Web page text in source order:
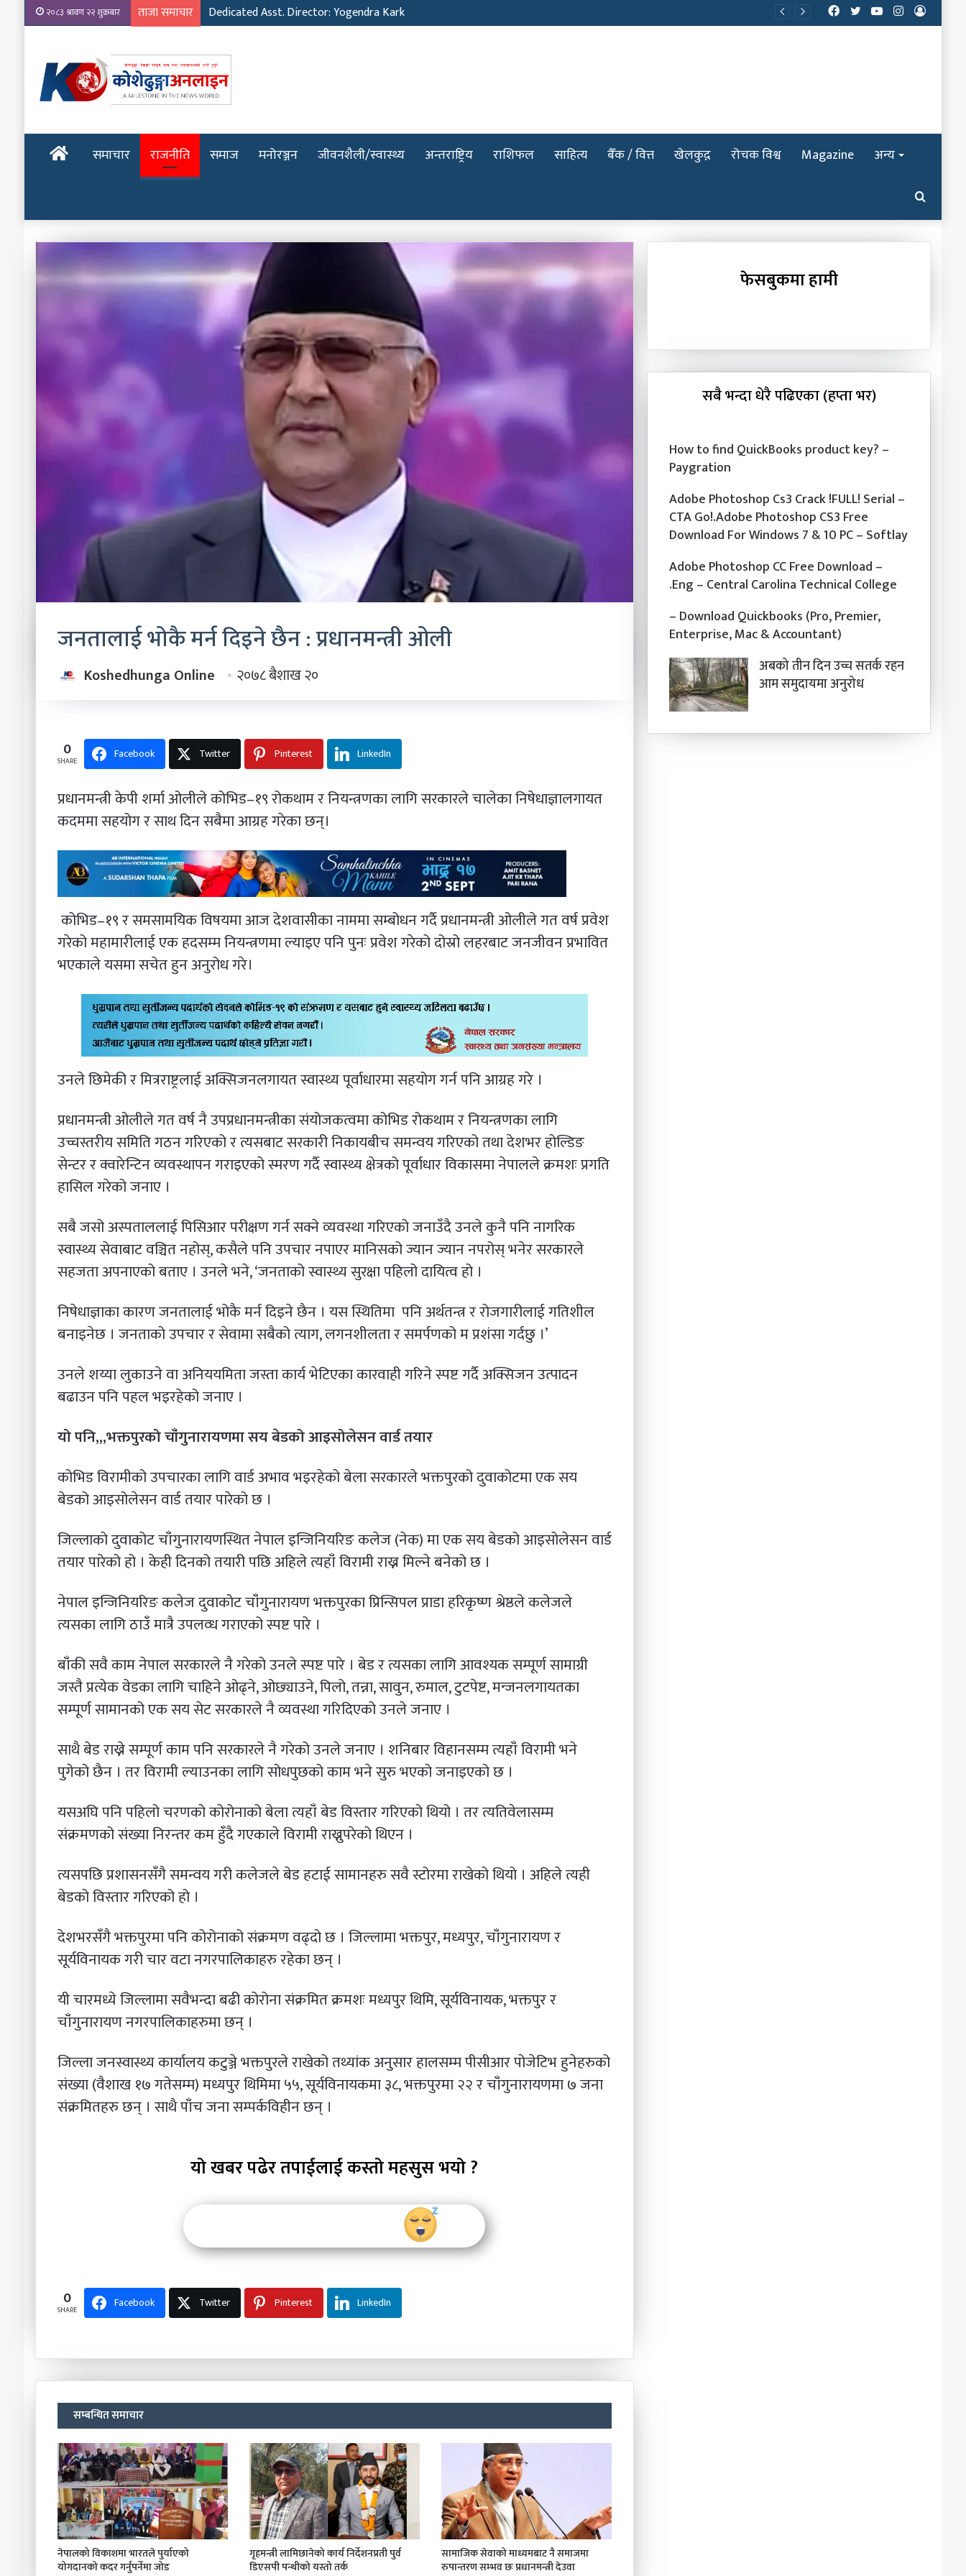
२०८३ श्रावण २२ शुक्रबार ताजा समाचार Dedicated Asst. Director: Yogendra Kark
Log
Instagram
YouTube
Twitter
Facebook
होमपेजसमाचार राजनीति समाज मनोरञ्जन जीवनशैली/स्वास्थ्य अन्तराष्ट्रिय राशिफल साहित्य बैँक / वित्त खेलकुद़़ रोचक विश्व Magazine अन्य
Search
for
जनतालाई भोकै मर्न दिइने छैन : प्रधानमन्त्री ओली
Koshedhunga Online २०७८ बैशाख २०
0
SHARE Facebook Twitter Pinterest LinkedIn
प्रधानमन्त्री केपी शर्मा ओलीले कोभिड–१९ रोकथाम र नियन्त्रणका लागि सरकारले चालेका निषेधाज्ञालगायत
कदममा सहयोग र साथ दिन सबैमा आग्रह गरेका छन्।
कोभिड–१९ र समसामयिक विषयमा आज देशवासीका नाममा सम्बोधन गर्दै प्रधानमन्त्री ओलीले गत वर्ष प्रवेश
गरेको महामारीलाई एक हदसम्म नियन्त्रणमा ल्याइए पनि पुनः प्रवेश गरेको दोस्रो लहरबाट जनजीवन प्रभावित
भएकाले यसमा सचेत हुन अनुरोध गरे।
उनले छिमेकी र मित्रराष्ट्रलाई अक्सिजनलगायत स्वास्थ्य पूर्वाधारमा सहयोग गर्न पनि आग्रह गरे ।
प्रधानमन्त्री ओलीले गत वर्ष नै उपप्रधानमन्त्रीका संयोजकत्वमा कोभिड रोकथाम र नियन्त्रणका लागि
उच्चस्तरीय समिति गठन गरिएको र त्यसबाट सरकारी निकायबीच समन्वय गरिएको तथा देशभर होल्डिङ
सेन्टर र क्वारेन्टिन व्यवस्थापन गराइएको स्मरण गर्दै स्वास्थ्य क्षेत्रको पूर्वाधार विकासमा नेपालले क्रमशः प्रगति
हासिल गरेको जनाए ।
सबै जसो अस्पताललाई पिसिआर परीक्षण गर्न सक्ने व्यवस्था गरिएको जनाउँदै उनले कुनै पनि नागरिक
स्वास्थ्य सेवाबाट वञ्चित नहोस्, कसैले पनि उपचार नपाएर मानिसको ज्यान ज्यान नपरोस् भनेर सरकारले
सहजता अपनाएको बताए । उनले भने, ‘जनताको स्वास्थ्य सुरक्षा पहिलो दायित्व हो ।
निषेधाज्ञाका कारण जनतालाई भोकै मर्न दिइने छैन । यस स्थितिमा पनि अर्थतन्त्र र रोजगारीलाई गतिशील
बनाइनेछ । जनताको उपचार र सेवामा सबैको त्याग, लगनशीलता र समर्पणको म प्रशंसा गर्दछु ।’
उनले शय्या लुकाउने वा अनिययमिता जस्ता कार्य भेटिएका कारवाही गरिने स्पष्ट गर्दै अक्सिजन उत्पादन
बढाउन पनि पहल भइरहेको जनाए ।
यो पनि,,,भक्तपुरको चाँंगुनारायणमा सय बेडको आइसोलेसन वार्ड तयार
कोभिड विरामीको उपचारका लागि वार्ड अभाव भइरहेको बेला सरकारले भक्तपुरको दुवाकोटमा एक सय
बेडको आइसोलेसन वार्ड तयार पारेको छ ।
जिल्लाको दुवाकोट चाँंगुनारायणस्थित नेपाल इन्जिनियरिङ कलेज (नेक) मा एक सय बेडको आइसोलेसन वार्ड
तयार पारेको हो । केही दिनको तयारी पछि अहिले त्यहाँं विरामी राख्न मिल्ने बनेको छ ।
नेपाल इन्जिनियरिङ कलेज दुवाकोट चाँंगुनारायण भक्तपुरका प्रिन्सिपल प्राडा हरिकृष्ण श्रेष्ठले कलेजले
त्यसका लागि ठाउँं मात्रै उपलव्ध गराएको स्पष्ट पारे ।
बाँंकी सवै काम नेपाल सरकारले नै गरेको उनले स्पष्ट पारे । बेड र त्यसका लागि आवश्यक सम्पूर्ण सामाग्री
जस्तै प्रत्येक वेडका लागि चाहिने ओढ्ने, ओछ्याउने, पिलो, तन्ना, सावुन, रुमाल, टुटपेष्ट, मन्जनलगायतका
सम्पूर्ण सामानको एक सय सेट सरकारले नै व्यवस्था गरिदिएको उनले जनाए ।
साथै बेड राख्ने सम्पूर्ण काम पनि सरकारले नै गरेको उनले जनाए । शनिबार विहानसम्म त्यहाँं विरामी भने
पुगेको छैन । तर विरामी ल्याउनका लागि सोधपुछको काम भने सुरु भएको जनाइएको छ ।
यसअघि पनि पहिलो चरणको कोरोनाको बेला त्यहाँं बेड विस्तार गरिएको थियो । तर त्यतिवेलासम्म
संक्रमणको संख्या निरन्तर कम हुँंदै गएकाले विरामी राख्नुपरेको थिएन ।
त्यसपछि प्रशासनसँंगै समन्वय गरी कलेजले बेड हटाई सामानहरु सवै स्टोरमा राखेको थियो । अहिले त्यही
बेडको विस्तार गरिएको हो ।
देशभरसँंगै भक्तपुरमा पनि कोरोनाको संक्रमण वढ्दो छ । जिल्लामा भक्तपुर, मध्यपुर, चाँंगुनारायण र
सूर्यविनायक गरी चार वटा नगरपालिकाहरु रहेका छन् ।
यी चारमध्ये जिल्लामा सवैभन्दा बढी कोरोना संक्रमित क्रमशः मध्यपुर थिमि, सूर्यविनायक, भक्तपुर र
चाँंगुनारायण नगरपालिकाहरुमा छन् ।
जिल्ला जनस्वास्थ्य कार्यालय कटुञ्जे भक्तपुरले राखेको तथ्यांक अनुसार हालसम्म पीसीआर पोजेटिभ हुनेहरुको
संख्या (वैशाख १७ गतेसम्म) मध्यपुर थिमिमा ५५, सूर्यविनायकमा ३८, भक्तपुरमा २२ र चाँंगुनारायणमा ७ जना
संक्रमितहरु छन् । साथै पाँंच जना सम्पर्कविहीन छन् ।
यो खबर पढेर तपाईलाई कस्तो महसुस भयो ?
0
SHARE Facebook Twitter Pinterest LinkedIn
सम्बन्धित समाचार
नेपालको विकाशमा भारतले पुर्याएको
योगदानको कदर गर्नुपर्नेमा जोड
गृहमन्त्री लामिछानेको कार्य निर्देशनप्रती पुर्व
डिएसपी पन्थीको यस्तो तर्क
सामाजिक सेवाको माध्यमबाट नै समाजमा
रुपान्तरण सम्भव छः प्रधानमन्त्री देउवा
फेसबुकमा हामी
सबै भन्दा धेरै पढिएका (हप्ता भर)
How to find QuickBooks product key? –
Paygration
Adobe Photoshop Cs3 Crack !FULL! Serial –
CTA Go!.Adobe Photoshop CS3 Free
Download For Windows 7 & 10 PC – Softlay
Adobe Photoshop CC Free Download –
.Eng – Central Carolina Technical College
– Download Quickbooks (Pro, Premier,
Enterprise, Mac & Accountant)
अबको तीन दिन उच्च सतर्क रहन
आम समुदायमा अनुरोध